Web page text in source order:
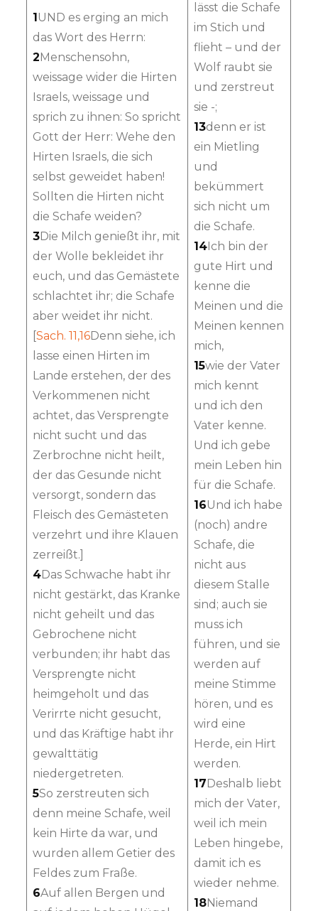
1UND es erging an mich
das Wort des Herrn:
2Menschensohn,
weissage wider die Hirten
Israels, weissage und
sprich zu ihnen: So spricht
Gott der Herr: Wehe den
Hirten Israels, die sich
selbst geweidet haben!
Sollten die Hirten nicht
die Schafe weiden?
3Die Milch genießt ihr, mit
der Wolle bekleidet ihr
euch, und das Gemästete
schlachtet ihr; die Schafe
aber weidet ihr nicht.
[Sach. 11,16Denn siehe, ich
lasse einen Hirten im
Lande erstehen, der des
Verkommenen nicht
achtet, das Versprengte
nicht sucht und das
Zerbrochne nicht heilt,
der das Gesunde nicht
versorgt, sondern das
Fleisch des Gemästeten
verzehrt und ihre Klauen
zerreißt.]
4Das Schwache habt ihr
nicht gestärkt, das Kranke
nicht geheilt und das
Gebrochene nicht
verbunden; ihr habt das
Versprengte nicht
heimgeholt und das
Verirrte nicht gesucht,
und das Kräftige habt ihr
gewalttätig
niedergetreten.
5So zerstreuten sich
denn meine Schafe, weil
kein Hirte da war, und
wurden allem Getier des
Feldes zum Fraße.
6Auf allen Bergen und
lässt die Schafe
im Stich und
flieht – und der
Wolf raubt sie
und zerstreut
sie -;
13denn er ist
ein Mietling
und
bekümmert
sich nicht um
die Schafe.
14Ich bin der
gute Hirt und
kenne die
Meinen und die
Meinen kennen
mich,
15wie der Vater
mich kennt
und ich den
Vater kenne.
Und ich gebe
mein Leben hin
für die Schafe.
16Und ich habe
(noch) andre
Schafe, die
nicht aus
diesem Stalle
sind; auch sie
muss ich
führen, und sie
werden auf
meine Stimme
hören, und es
wird eine
Herde, ein Hirt
werden.
17Deshalb liebt
mich der Vater,
weil ich mein
Leben hingebe,
damit ich es
wieder nehme.
18Niemand